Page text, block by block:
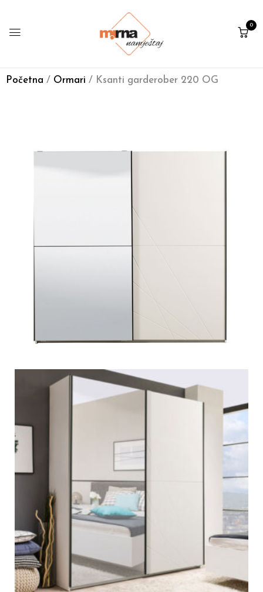
0
Početna / Ormari / Ksanti garderober 220 OG